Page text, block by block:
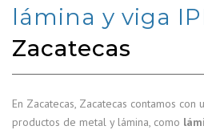
lámina y viga
Zacatecas
En Zacatecas, Zacatecas contamos con
productos de metal y lámina, como